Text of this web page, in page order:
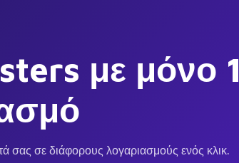
με μόνο 1
σας σε διάφορους λογαριασμούς ενός κλικ.